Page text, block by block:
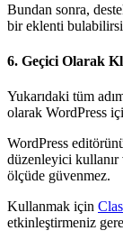
Bundan sonra,
bir eklenti
6. Geçici Olarak
Yukarıdaki tüm
olarak WordPress
WordPress
düzenleyici
ölçüde güvenmez.
Kullanmak için
etkinleştirmeniz